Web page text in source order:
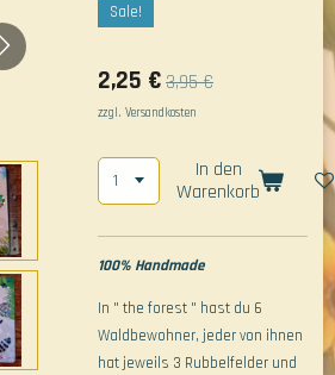
Sale!
2,25 €3,95 €
zzgl. Versandkosten
In den
Warenkorb
100% Handmade
In " the forest " hast du 6
Waldbewohner, jeder von ihnen
hat jeweils 3 Rubbelfelder und